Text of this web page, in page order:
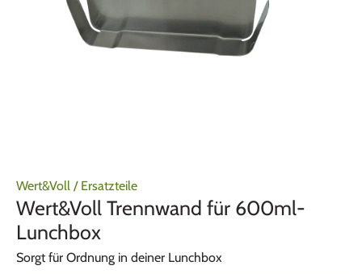
Wert&Voll / Ersatzteile
Wert&Voll Trennwand für 600ml-
Lunchbox
Sorgt für Ordnung in deiner Lunchbox